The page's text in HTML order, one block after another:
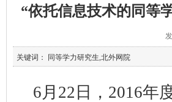
“依托信息技术的同等
关键词： 同等学力研究生,北外网院
6月22日，2016年